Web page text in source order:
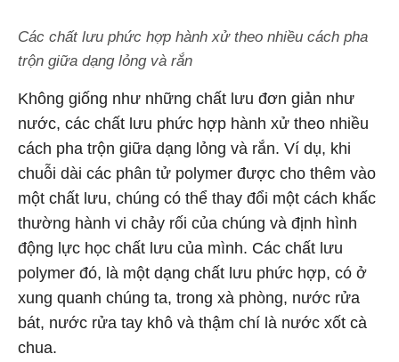
Các chất lưu phức hợp hành xử theo nhiều cách pha
trộn giữa dạng lỏng và rắn
Không giống như những chất lưu đơn giản như
nước, các chất lưu phức hợp hành xử theo nhiều
cách pha trộn giữa dạng lỏng và rắn. Ví dụ, khi
chuỗi dài các phân tử polymer được cho thêm vào
một chất lưu, chúng có thể thay đổi một cách khấc
thường hành vi chảy rối của chúng và định hình
động lực học chất lưu của mình. Các chất lưu
polymer đó, là một dạng chất lưu phức hợp, có ở
xung quanh chúng ta, trong xà phòng, nước rửa
bát, nước rửa tay khô và thậm chí là nước xốt cà
chua.